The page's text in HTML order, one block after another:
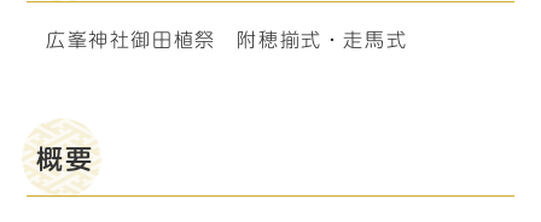
広峯神社御田植祭 附穂揃式・走馬式
概要